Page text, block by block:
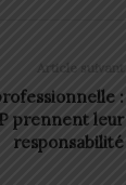
Article suivant
:
prennent leur
responsabilité